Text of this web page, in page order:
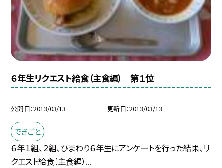
６年生リクエスト給食（主食編） 第１位
公開日 2013/03/13 更新日 2013/03/13
できごと
６年１組、２組、ひまわり６年生にアンケートを行った結果、リ
クエスト給食（主食編）...